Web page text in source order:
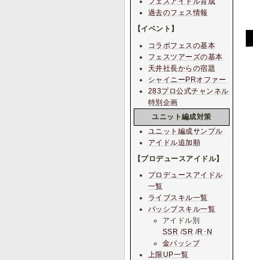
過去のフェス情報
【イベント】
コラボフェスの基本
フェスツアーズの基本
天井社長からの宿題
シャイニーPRオファー
283プロ公式チャンネル
特別企画
ユニット編成対策
ユニット編成サンプル
アイドル追加順
【プロデュースアイドル】
プロデュースアイドル
一覧
ライブスキル一覧
パッシブスキル一覧
アイドル別
SSR /SR /R･N
金パッシブ
上限UP一覧